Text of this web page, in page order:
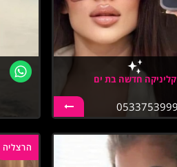
קליניקה חדשה בת ים
הרצליה